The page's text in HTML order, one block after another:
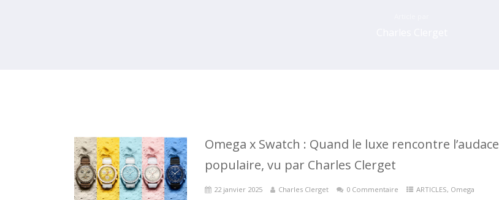
Omega x Swatch : Quand le luxe rencontre l’audace
populaire, vu par Charles Clerget
22 janvier 2025 Charles Clerget 0 Commentaire ARTICLES, Omega